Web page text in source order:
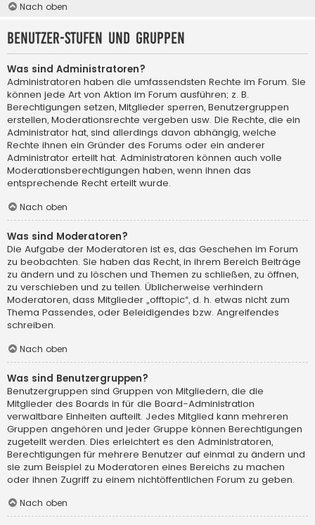
Nach oben
Benutzer-Stufen und Gruppen
Was sind Administratoren?
Administratoren haben die umfassendsten Rechte im Forum. Sie
können jede Art von Aktion im Forum ausführen; z. B.
Berechtigungen setzen, Mitglieder sperren, Benutzergruppen
erstellen, Moderationsrechte vergeben usw. Die Rechte, die ein
Administrator hat, sind allerdings davon abhängig, welche
Rechte ihnen ein Gründer des Forums oder ein anderer
Administrator erteilt hat. Administratoren können auch volle
Moderationsberechtigungen haben, wenn ihnen das
entsprechende Recht erteilt wurde.
Nach oben
Was sind Moderatoren?
Die Aufgabe der Moderatoren ist es, das Geschehen im Forum
zu beobachten. Sie haben das Recht, in ihrem Bereich Beiträge
zu ändern und zu löschen und Themen zu schließen, zu öffnen,
zu verschieben und zu teilen. Üblicherweise verhindern
Moderatoren, dass Mitglieder „offtopic“, d. h. etwas nicht zum
Thema Passendes, oder Beleidigendes bzw. Angreifendes
schreiben.
Nach oben
Was sind Benutzergruppen?
Benutzergruppen sind Gruppen von Mitgliedern, die die
Mitglieder des Boards in für die Board-Administration
verwaltbare Einheiten aufteilt. Jedes Mitglied kann mehreren
Gruppen angehören und jeder Gruppe können Berechtigungen
zugeteilt werden. Dies erleichtert es den Administratoren,
Berechtigungen für mehrere Benutzer auf einmal zu ändern und
sie zum Beispiel zu Moderatoren eines Bereichs zu machen
oder ihnen Zugriff zu einem nichtöffentlichen Forum zu geben.
Nach oben